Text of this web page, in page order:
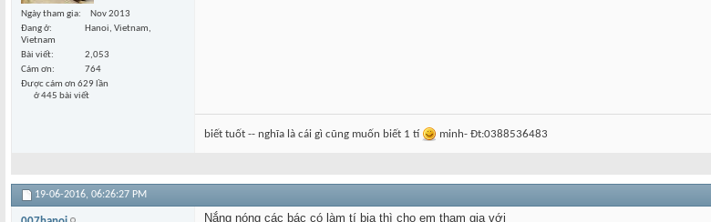
Ngày tham gia
Nov 2013
Đang ở
Hanoi, Vietnam,
Vietnam
Bài viết
2,053
Cám ơn
764
Được cám ơn 629 lần
ở 445 bài viết
biết tuốt -- nghĩa là cái gì cũng muốn biết 1 tí minh- Đt:0388536483
19-06-2016, 06:26:27 PM
Nắng nóng các bác có làm tí bia thì cho em tham gia với